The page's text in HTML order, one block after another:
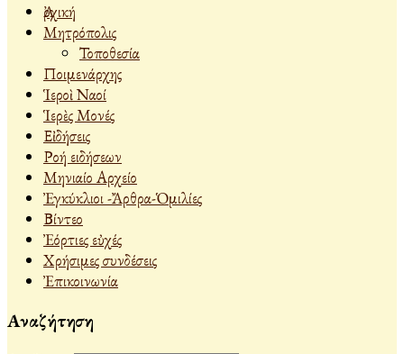
Ἀρχική
Μητρόπολις
Τοποθεσία
Ποιμενάρχης
Ἱεροὶ Ναοί
Ἱερὲς Μονές
Εἰδήσεις
Ροή ειδήσεων
Μηνιαίο Αρχείο
Ἐγκύκλιοι -Ἄρθρα-Ὁμιλίες
Βίντεο
Ἐόρτιες εὐχές
Χρήσιμες συνδέσεις
Ἐπικοινωνία
Αναζήτηση